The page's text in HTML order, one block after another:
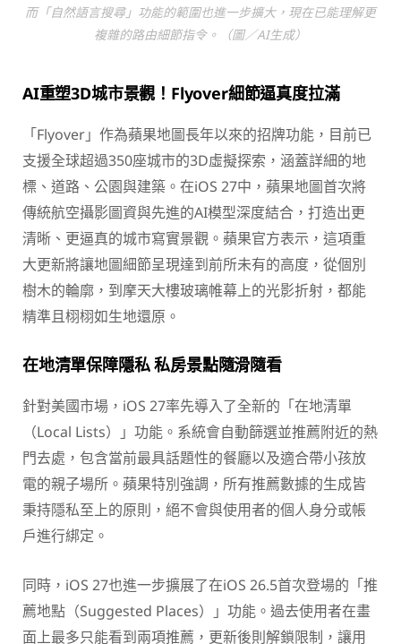
而「自然語言搜尋」功能的範圍也進一步擴大，現在已能理解更
複雜的路由細節指令。（圖／AI生成）
AI重塑3D城市景觀！Flyover細節逼真度拉滿
「Flyover」作為蘋果地圖長年以來的招牌功能，目前已
支援全球超過350座城市的3D虛擬探索，涵蓋詳細的地
標、道路、公園與建築。在iOS 27中，蘋果地圖首次將
傳統航空攝影圖資與先進的AI模型深度結合，打造出更
清晰、更逼真的城市寫實景觀。蘋果官方表示，這項重
大更新將讓地圖細節呈現達到前所未有的高度，從個別
樹木的輪廓，到摩天大樓玻璃帷幕上的光影折射，都能
精準且栩栩如生地還原。
在地清單保障隱私 私房景點隨滑隨看
針對美國市場，iOS 27率先導入了全新的「在地清單
（Local Lists）」功能。系統會自動篩選並推薦附近的熱
門去處，包含當前最具話題性的餐廳以及適合帶小孩放
電的親子場所。蘋果特別強調，所有推薦數據的生成皆
秉持隱私至上的原則，絕不會與使用者的個人身分或帳
戶進行綁定。
同時，iOS 27也進一步擴展了在iOS 26.5首次登場的「推
薦地點（Suggested Places）」功能。過去使用者在畫
面上最多只能看到兩項推薦，更新後則解鎖限制，讓用